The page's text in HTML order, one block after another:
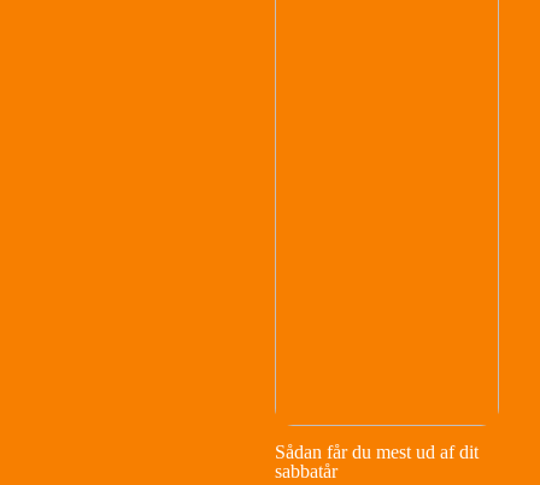
Sådan får du mest ud af dit
sabbatår